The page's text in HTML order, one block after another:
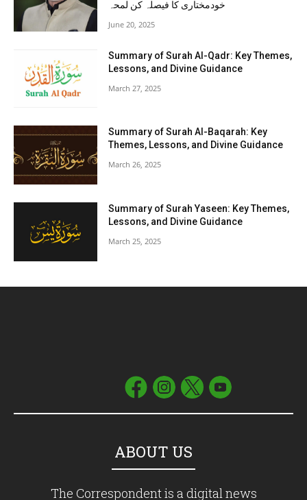
خودمختاری کا فیصلہ کن لمحہ
June 20, 2025
Summary of Surah Al-Qadr: Key Themes,
Lessons, and Divine Guidance
March 27, 2025
Summary of Surah Al-Baqarah: Key
Themes, Lessons, and Divine Guidance
March 26, 2025
Summary of Surah Yaseen: Key Themes,
Lessons, and Divine Guidance
March 25, 2025
ABOUT US
The Correspondent is a digital news